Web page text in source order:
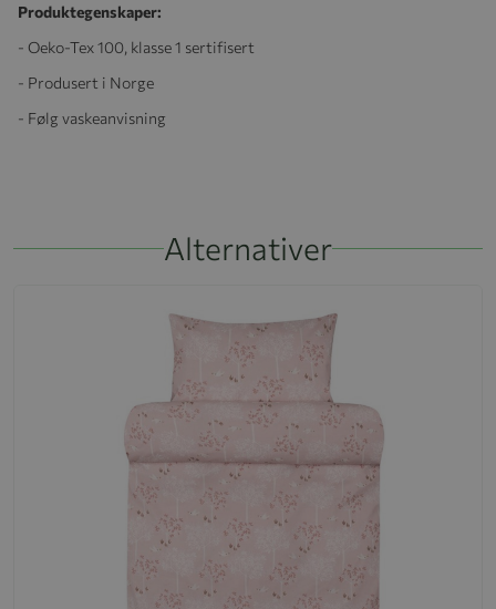
Produktegenskaper:
- Oeko-Tex 100, klasse 1 sertifisert
- Produsert i Norge
- Følg vaskeanvisning
Alternativer